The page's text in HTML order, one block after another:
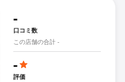
-
口コミ数
この店舗の合計 -
-
評価